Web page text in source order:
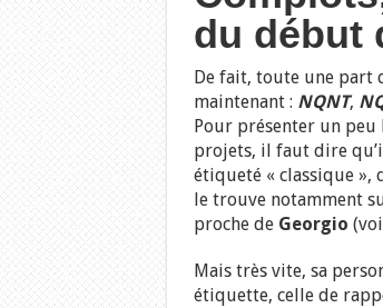
du début
De fait, toute une part
maintenant : NQNT,
Pour présenter un peu
projets, il faut dire
étiqueté « classique
le trouve notamment
proche de Georgio
Mais très vite, sa
étiquette, celle de